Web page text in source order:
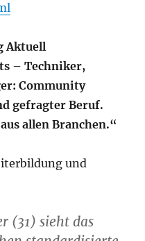
Aktuell
– Techniker,
Community
gefragter Beruf.
allen Branchen.“
und
(31) sieht das